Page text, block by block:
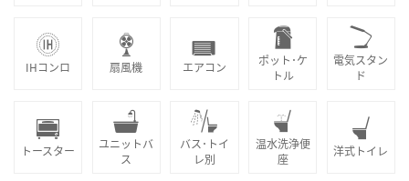
IHコンロ 扇風機 エアコン
ポット･ケ
トル
電気スタン
ド
トースター
ユニットバ
ス
バス･トイ
レ別
温水洗浄便
座
洋式トイレ